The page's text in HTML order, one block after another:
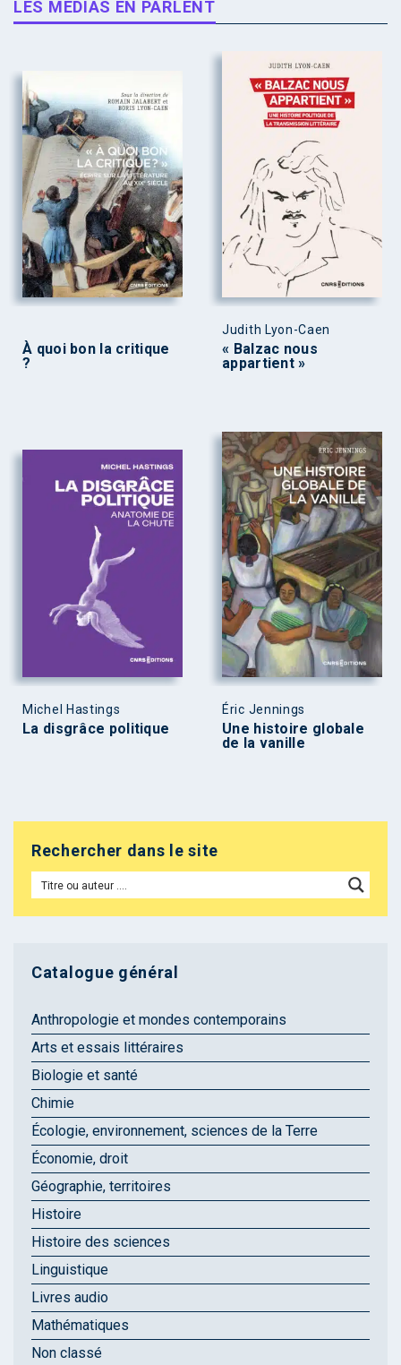
LES MÉDIAS EN PARLENT
À quoi bon la critique
?
Judith Lyon-Caen
« Balzac nous
appartient »
Michel Hastings
La disgrâce politique
Éric Jennings
Une histoire globale
de la vanille
Rechercher dans le site
Catalogue général
Anthropologie et mondes contemporains
Arts et essais littéraires
Biologie et santé
Chimie
Écologie, environnement, sciences de la Terre
Économie, droit
Géographie, territoires
Histoire
Histoire des sciences
Linguistique
Livres audio
Mathématiques
Non classé